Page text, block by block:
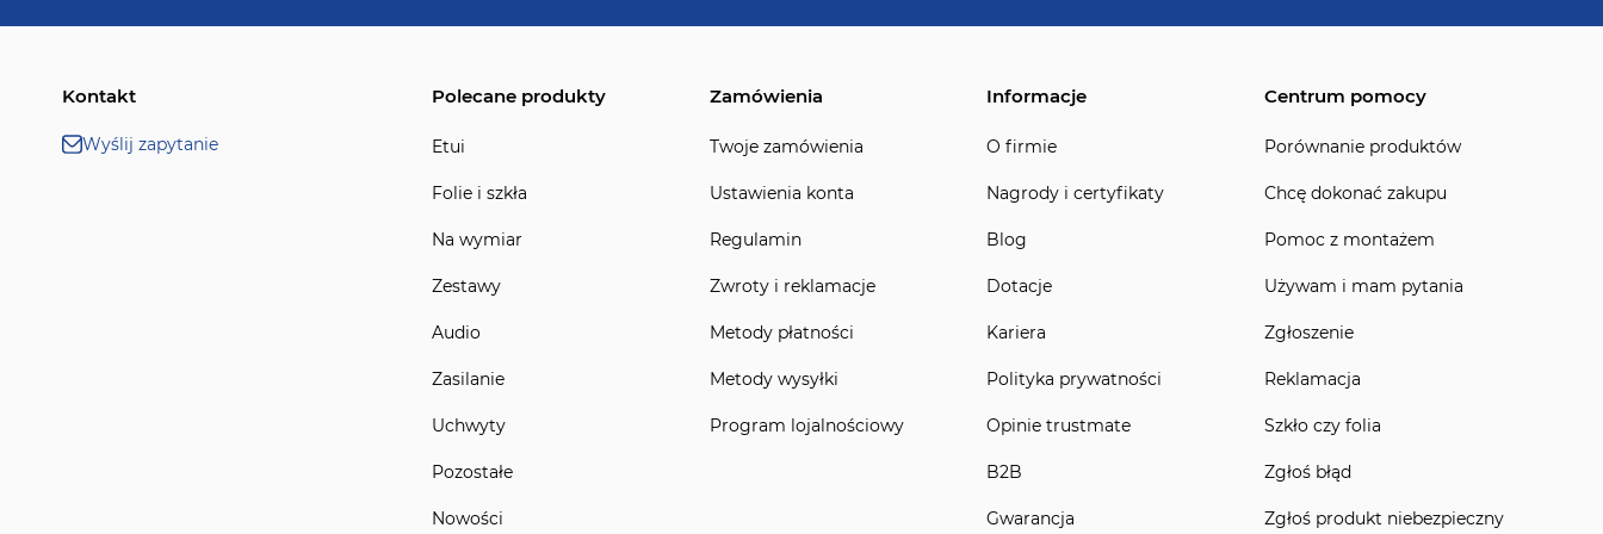
Kontakt
Wyślij zapytanie
Polecane produkty
Etui
Folie i szkła
Na wymiar
Zestawy
Audio
Zasilanie
Uchwyty
Pozostałe
Nowości
Zamówienia
Twoje zamówienia
Ustawienia konta
Regulamin
Zwroty i reklamacje
Metody płatności
Metody wysyłki
Program lojalnościowy
Informacje
O firmie
Nagrody i certyfikaty
Blog
Dotacje
Kariera
Polityka prywatności
Opinie trustmate
B2B
Gwarancja
Centrum pomocy
Porównanie produktów
Chcę dokonać zakupu
Pomoc z montażem
Używam i mam pytania
Zgłoszenie
Reklamacja
Szkło czy folia
Zgłoś błąd
Zgłoś produkt niebezpieczny